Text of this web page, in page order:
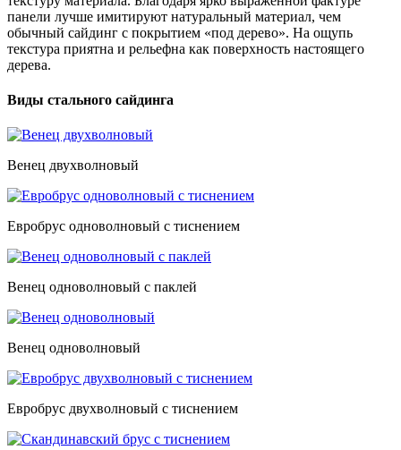
панели лучше имитируют натуральный материал, чем
обычный сайдинг с покрытием «под дерево». На ощупь
текстура приятна и рельефна как поверхность настоящего
дерева.
Виды стального сайдинга
Венец двухволновый
Евробрус одноволновый с тиснением
Венец одноволновый с паклей
Венец одноволновый
Евробрус двухволновый с тиснением